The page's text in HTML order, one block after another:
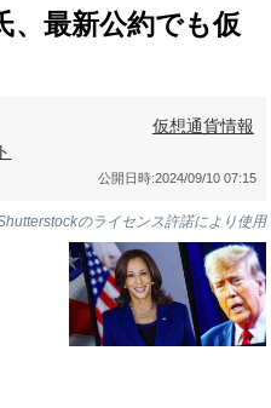
、最新公約でも仮
仮想通貨情報
公開日時:2024/09/10 07:15
のライセンス許諾により使用